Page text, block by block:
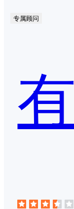
专属顾问